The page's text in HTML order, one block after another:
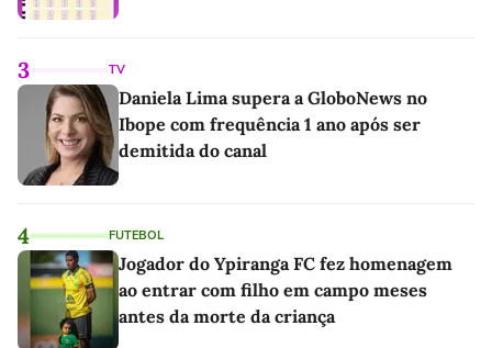
3 TV
Daniela Lima supera a GloboNews no
Ibope com frequência 1 ano após ser
demitida do canal
4 FUTEBOL
Jogador do Ypiranga FC fez homenagem
ao entrar com filho em campo meses
antes da morte da criança